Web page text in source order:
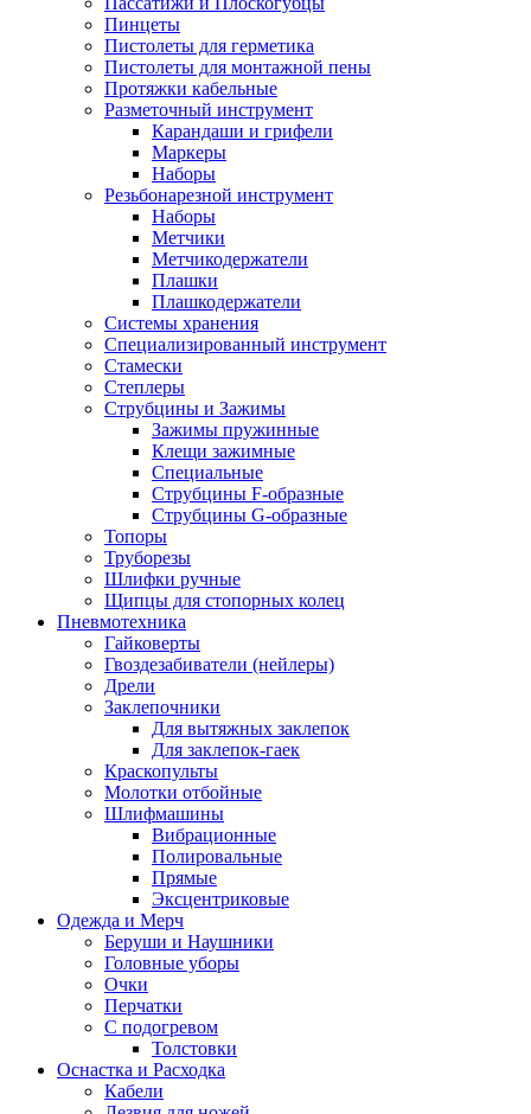
Пинцеты
Пистолеты для герметика
Пистолеты для монтажной пены
Протяжки кабельные
Разметочный инструмент
Карандаши и грифели
Маркеры
Наборы
Резьбонарезной инструмент
Наборы
Метчики
Метчикодержатели
Плашки
Плашкодержатели
Системы хранения
Специализированный инструмент
Стамески
Степлеры
Струбцины и Зажимы
Зажимы пружинные
Клещи зажимные
Специальные
Струбцины F-образные
Струбцины G-образные
Топоры
Труборезы
Шлифки ручные
Щипцы для стопорных колец
Пневмотехника
Гайковерты
Гвоздезабиватели (нейлеры)
Дрели
Заклепочники
Для вытяжных заклепок
Для заклепок-гаек
Краскопульты
Молотки отбойные
Шлифмашины
Вибрационные
Полировальные
Прямые
Эксцентриковые
Одежда и Мерч
Беруши и Наушники
Головные уборы
Очки
Перчатки
С подогревом
Толстовки
Оснастка и Расходка
Кабели